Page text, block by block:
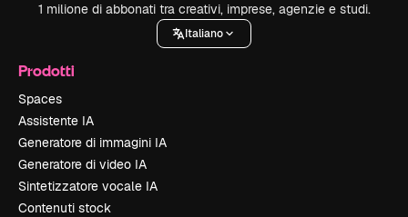
1 milione di abbonati tra creativi, imprese, agenzie e studi.
Italiano
Prodotti
Spaces
Assistente IA
Generatore di immagini IA
Generatore di video IA
Sintetizzatore vocale IA
Contenuti stock